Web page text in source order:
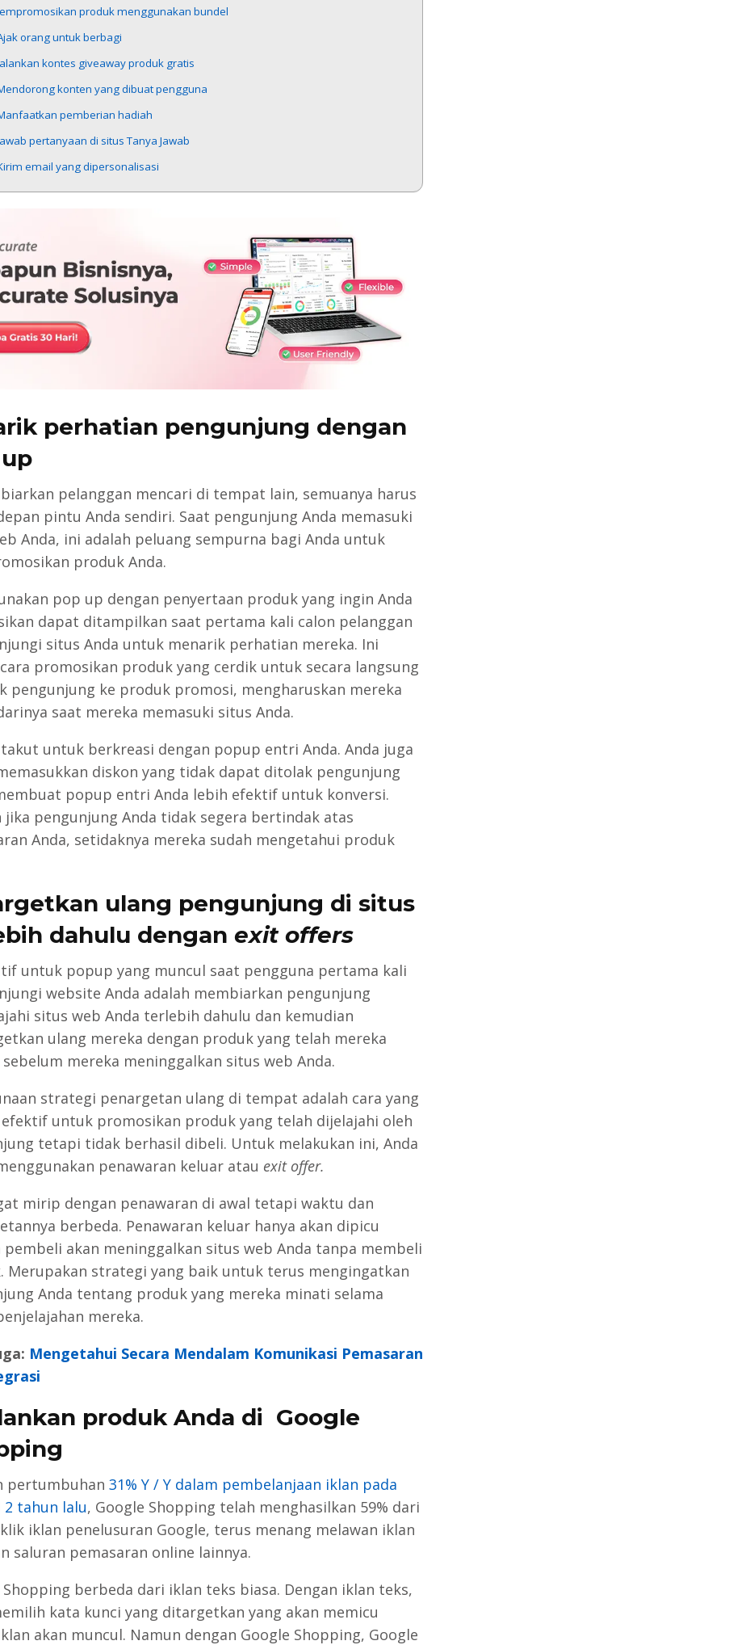
produk menggunakan bundel
orang untuk berbagi
kontes giveaway produk gratis
konten yang dibuat pengguna
pemberian hadiah
pertanyaan di situs Tanya Jawab
email yang dipersonalisasi
perhatian pengunjung dengan
biarkan pelanggan mencari di tempat lain, semuanya harus
pintu Anda sendiri. Saat pengunjung Anda memasuki
Anda, ini adalah peluang sempurna bagi Anda untuk
produk Anda.
pop up dengan penyertaan produk yang ingin Anda
dapat ditampilkan saat pertama kali calon pelanggan
situs Anda untuk menarik perhatian mereka. Ini
promosikan produk yang cerdik untuk secara langsung
pengunjung ke produk promosi, mengharuskan mereka
saat mereka memasuki situs Anda.
takut untuk berkreasi dengan popup entri Anda. Anda juga
diskon yang tidak dapat ditolak pengunjung
popup entri Anda lebih efektif untuk konversi.
jika pengunjung Anda tidak segera bertindak atas
Anda, setidaknya mereka sudah mengetahui produk
ulang pengunjung di situs
dahulu dengan exit offers
untuk popup yang muncul saat pengguna pertama kali
website Anda adalah membiarkan pengunjung
situs web Anda terlebih dahulu dan kemudian
ulang mereka dengan produk yang telah mereka
mereka meninggalkan situs web Anda.
strategi penargetan ulang di tempat adalah cara yang
untuk promosikan produk yang telah dijelajahi oleh
tetapi tidak berhasil dibeli. Untuk melakukan ini, Anda
penawaran keluar atau exit offer.
mirip dengan penawaran di awal tetapi waktu dan
berbeda. Penawaran keluar hanya akan dipicu
pembeli akan meninggalkan situs web Anda tanpa membeli
Merupakan strategi yang baik untuk terus mengingatkan
Anda tentang produk yang mereka minati selama
mereka.
Mengetahui Secara Mendalam Komunikasi Pemasaran
produk Anda di Google
pertumbuhan 31% Y / Y dalam pembelanjaan iklan pada
2 tahun lalu, Google Shopping telah menghasilkan 59% dari
iklan penelusuran Google, terus menang melawan iklan
saluran pemasaran online lainnya.
Shopping berbeda dari iklan teks biasa. Dengan iklan teks,
kata kunci yang ditargetkan yang akan memicu
akan muncul. Namun dengan Google Shopping, Google